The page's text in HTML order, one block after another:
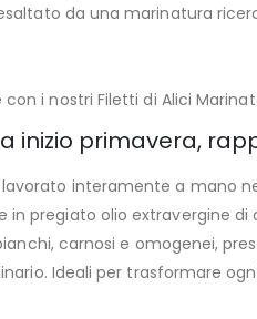
da una marinatura
i nostri Filetti di Alici
inizio primavera,
interamente a mano
pregiato olio extravergine
carnosi e omogenei,
Ideali per trasformare